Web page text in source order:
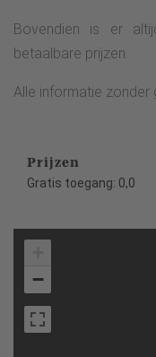
Bovendien is er
betaalbare prijzen.
Alle informatie zonder
Prijzen
Gratis toegang: 0,0
−